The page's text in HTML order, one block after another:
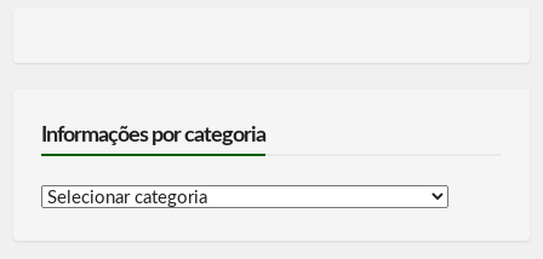
Informações por categoria
Informações